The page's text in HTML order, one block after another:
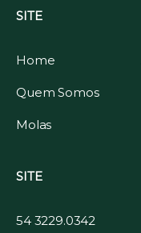
SITE
Home
Quem Somos
Molas
SITE
54 3229.0342